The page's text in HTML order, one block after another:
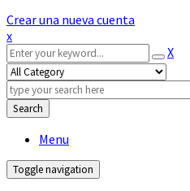
Crear una nueva cuenta
x
X
Search
Menu
Toggle navigation